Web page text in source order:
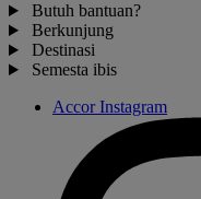
Butuh bantuan?
Berkunjung
Destinasi
Semesta ibis
Accor Instagram